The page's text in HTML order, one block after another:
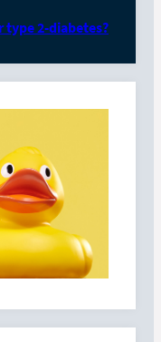
type 2-diabetes?